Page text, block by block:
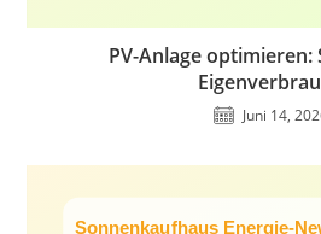
PV-Anlage optimieren:
Juni 14,